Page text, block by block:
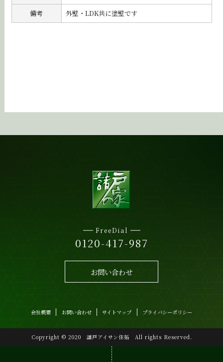
備考
外壁・LDK共に塗壁です
FreeDial
0120-417-987
お問い合わせ
会社概要 お問い合わせ サイトマップ プライバシーポリシー
Copyright © 2020 諸戸アイサン住拓 All rights Reserved.